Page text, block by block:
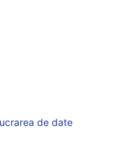
de date